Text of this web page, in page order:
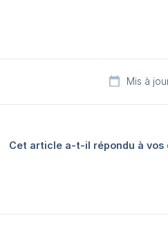
Mis à
Cet article a-t-il répondu à vos